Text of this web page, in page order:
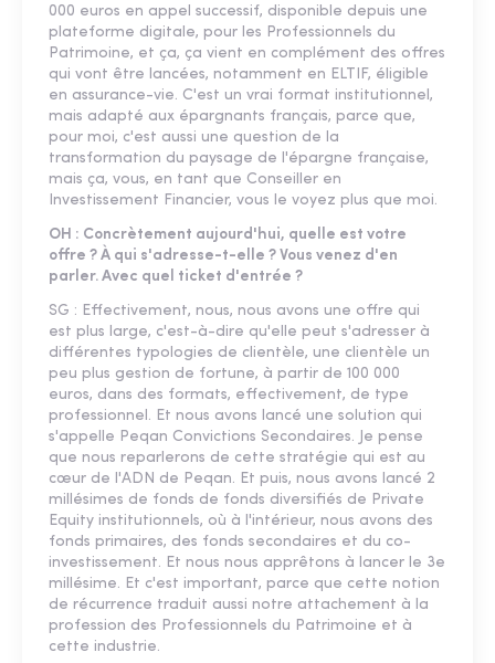
000 euros en appel successif, disponible depuis une
plateforme digitale, pour les Professionnels du
Patrimoine, et ça, ça vient en complément des offres
qui vont être lancées, notamment en ELTIF, éligible
en assurance-vie. C'est un vrai format institutionnel,
mais adapté aux épargnants français, parce que,
pour moi, c'est aussi une question de la
transformation du paysage de l'épargne française,
mais ça, vous, en tant que Conseiller en
Investissement Financier, vous le voyez plus que moi.
OH : Concrètement aujourd'hui, quelle est votre
offre ? À qui s'adresse-t-elle ? Vous venez d'en
parler. Avec quel ticket d'entrée ?
SG : Effectivement, nous, nous avons une offre qui
est plus large, c'est-à-dire qu'elle peut s'adresser à
différentes typologies de clientèle, une clientèle un
peu plus gestion de fortune, à partir de 100 000
euros, dans des formats, effectivement, de type
professionnel. Et nous avons lancé une solution qui
s'appelle Peqan Convictions Secondaires. Je pense
que nous reparlerons de cette stratégie qui est au
cœur de l'ADN de Peqan. Et puis, nous avons lancé 2
millésimes de fonds de fonds diversifiés de Private
Equity institutionnels, où à l'intérieur, nous avons des
fonds primaires, des fonds secondaires et du co-
investissement. Et nous nous apprêtons à lancer le 3e
millésime. Et c'est important, parce que cette notion
de récurrence traduit aussi notre attachement à la
profession des Professionnels du Patrimoine et à
cette industrie.